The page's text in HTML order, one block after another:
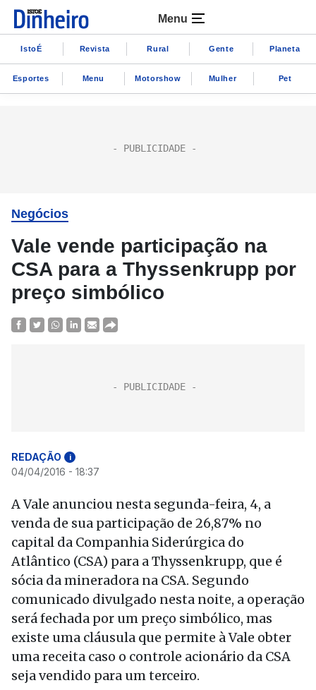
Menu
IstoÉ Revista Rural Gente Planeta
Esportes Menu Motorshow Mulher Pet
Negócios
Vale vende participação na
CSA para a Thyssenkrupp por
preço simbólico
REDAÇÃO i
04/04/2016 - 18:37
A Vale anunciou nesta segunda-feira, 4, a
venda de sua participação de 26,87% no
capital da Companhia Siderúrgica do
Atlântico (CSA) para a Thyssenkrupp, que é
sócia da mineradora na CSA. Segundo
comunicado divulgado nesta noite, a operação
será fechada por um preço simbólico, mas
existe uma cláusula que permite à Vale obter
uma receita caso o controle acionário da CSA
seja vendido para um terceiro.